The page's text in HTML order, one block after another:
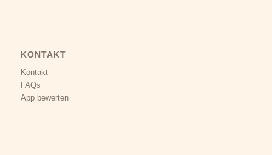
KONTAKT
Kontakt
FAQs
App bewerten